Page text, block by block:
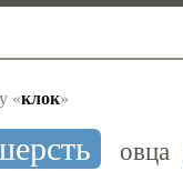
«клок»
овца